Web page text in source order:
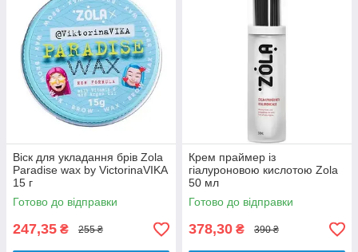
Віск для укладання брів Zola
Paradise wax by VictorinaVIKA
15 г
Готово до відправки
247,35 ₴ 255 ₴
Крем праймер із
гіалуроновою кислотою Zola
50 мл
Готово до відправки
378,30 ₴ 390 ₴